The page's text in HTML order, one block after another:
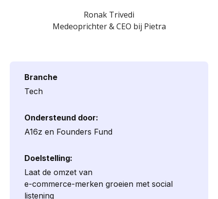
Ronak Trivedi
Medeoprichter & CEO bij Pietra
Branche
Tech
Ondersteund door:
A16z en Founders Fund
Doelstelling:
Laat de omzet van
e-commerce-merken groeien met social
listening